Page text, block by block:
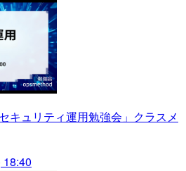
キュリティ運用勉強会」クラスメ